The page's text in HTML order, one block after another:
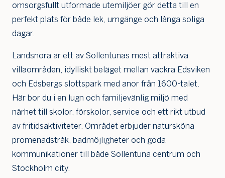
omsorgsfullt utformade utemiljöer gör detta till en
perfekt plats för både lek, umgänge och långa soliga
dagar.
Landsnora är ett av Sollentunas mest attraktiva
villaområden, idylliskt beläget mellan vackra Edsviken
och Edsbergs slottspark med anor från 1600-talet.
Här bor du i en lugn och familjevänlig miljö med
närhet till skolor, förskolor, service och ett rikt utbud
av fritidsaktiviteter. Området erbjuder natursköna
promenadstråk, badmöjligheter och goda
kommunikationer till både Sollentuna centrum och
Stockholm city.
Jag är intresserad Jag vill gå på visning
vilja få